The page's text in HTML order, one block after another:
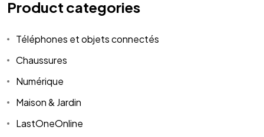
Product categories
Téléphones et objets connectés
Chaussures
Numérique
Maison & Jardin
LastOneOnline